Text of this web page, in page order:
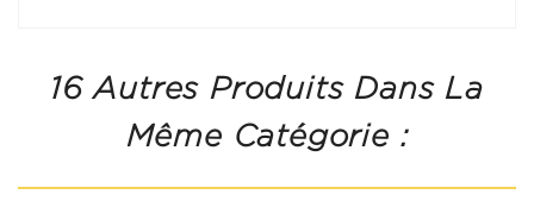
16 Autres Produits Dans La
Même Catégorie :